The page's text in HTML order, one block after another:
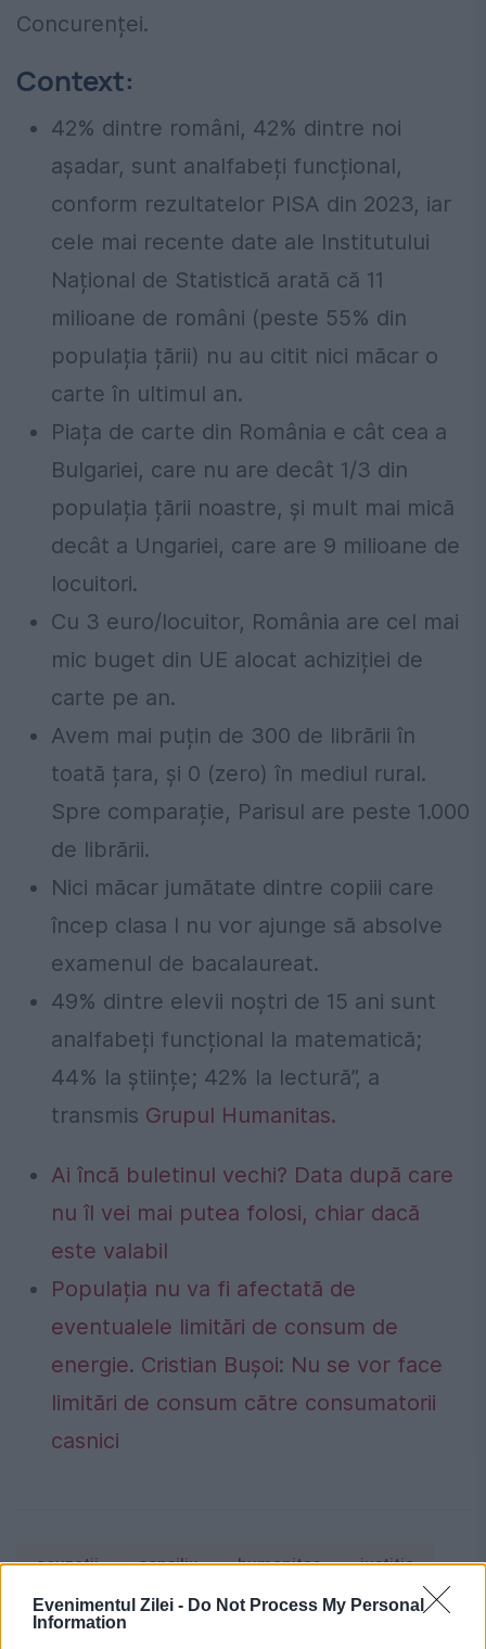
Evenimentul Zilei - Do Not Process My Personal
Information
Concurenței.
Context:
42% dintre români, 42% dintre noi
așadar, sunt analfabeți funcțional,
conform rezultatelor PISA din 2023, iar
cele mai recente date ale Institutului
Național de Statistică arată că 11
milioane de români (peste 55% din
populația țării) nu au citit nici măcar o
carte în ultimul an.
Piața de carte din România e cât cea a
Bulgariei, care nu are decât 1/3 din
populația țării noastre, și mult mai mică
decât a Ungariei, care are 9 milioane de
locuitori.
Cu 3 euro/locuitor, România are cel mai
mic buget din UE alocat achiziției de
carte pe an.
Avem mai puțin de 300 de librării în
toată țara, și 0 (zero) în mediul rural.
Spre comparație, Parisul are peste 1.000
de librării.
Nici măcar jumătate dintre copiii care
încep clasa I nu vor ajunge să absolve
examenul de bacalaureat.
49% dintre elevii noștri de 15 ani sunt
analfabeți funcțional la matematică;
44% la științe; 42% la lectură”, a
transmis Grupul Humanitas.
Ai încă buletinul vechi? Data după care
nu îl vei mai putea folosi, chiar dacă
este valabil
Populația nu va fi afectată de
eventualele limitări de consum de
energie. Cristian Bușoi: Nu se vor face
limitări de consum către consumatorii
casnici
acuzatii consiliu humanitas justitie